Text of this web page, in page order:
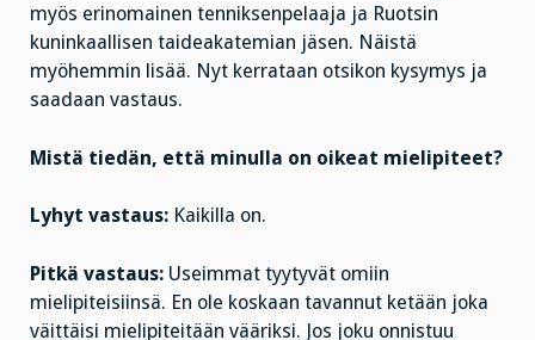
myös erinomainen tenniksenpelaaja ja Ruotsin
kuninkaallisen taideakatemian jäsen. Näistä
myöhemmin lisää. Nyt kerrataan otsikon kysymys ja
saadaan vastaus.
Mistä tiedän, että minulla on oikeat mielipiteet?
Lyhyt vastaus: Kaikilla on.
Pitkä vastaus: Useimmat tyytyvät omiin
mielipiteisiinsä. En ole koskaan tavannut ketään joka
väittäisi mielipiteitään vääriksi. Jos joku onnistuu